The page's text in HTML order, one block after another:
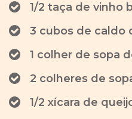
1/2 taça de vinho
3 cubos de caldo
1 colher de sopa
2 colheres de
1/2 xícara de